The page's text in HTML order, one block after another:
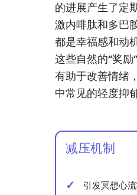
的进展产生了定
激内啡肽和多巴
都是幸福感和动
这些自然的“奖
有助于改善情绪
中常见的轻度抑
减压机制
引发冥想心